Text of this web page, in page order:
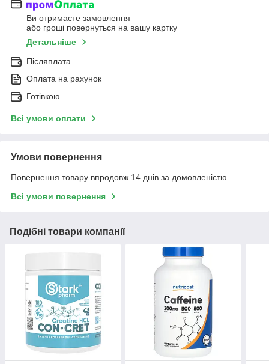
Ви отримаєте замовлення
або гроші повернуться на вашу картку
Детальніше
Післяплата
Оплата на рахунок
Готівкою
Всі умови оплати
Умови повернення
Повернення товару впродовж 14 днів за домовленістю
Всі умови повернення
Подібні товари компанії